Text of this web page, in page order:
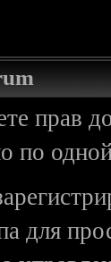
прав
по
для